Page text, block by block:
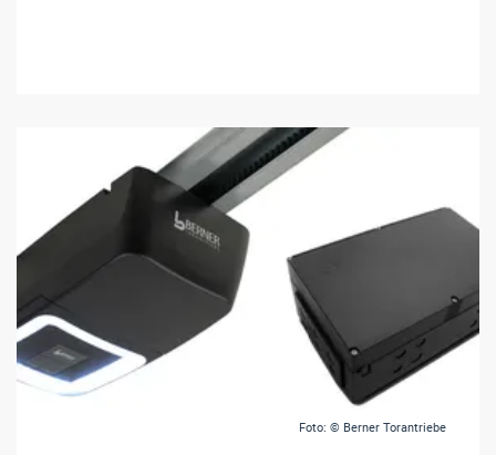
Foto: © Berner Torantriebe